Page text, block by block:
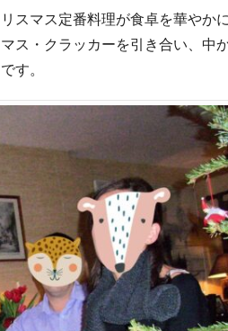
スマス定番料理が食卓を華やか
ス・クラッカーを引き合い、中
す。